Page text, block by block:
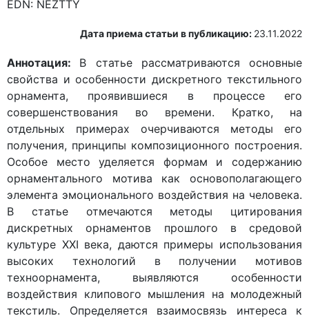
EDN: NEZTTY
Дата приема статьи в публикацию: 23.11.2022
Аннотация: В статье рассматриваются основные
свойства и особенности дискретного текстильного
орнамента, проявившиеся в процессе его
совершенствования во времени. Кратко, на
отдельных примерах очерчиваются методы его
получения, принципы композиционного построения.
Особое место уделяется формам и содержанию
орнаментального мотива как основополагающего
элемента эмоционального воздействия на человека.
В статье отмечаются методы цитирования
дискретных орнаментов прошлого в средовой
культуре XXI века, даются примеры использования
высоких технологий в получении мотивов
техноорнамента, выявляются особенности
воздействия клипового мышления на молодежный
текстиль. Определяется взаимосвязь интереса к